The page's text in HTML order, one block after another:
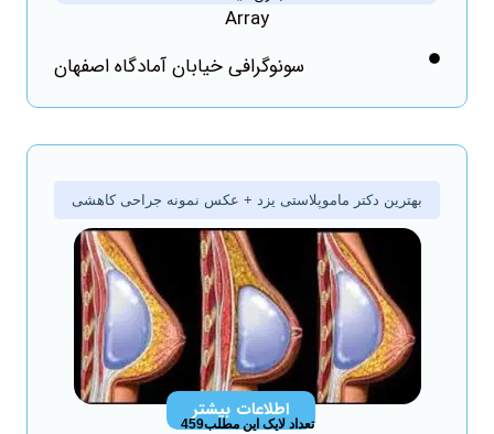
سونوگرافی خیابان آمادگاه اصفهان
بهترین دکتر ماموپلاستی یزد + عکس نمونه جراحی کاهشی
اطلاعات بیشتر
تعداد لایک این مطلب459